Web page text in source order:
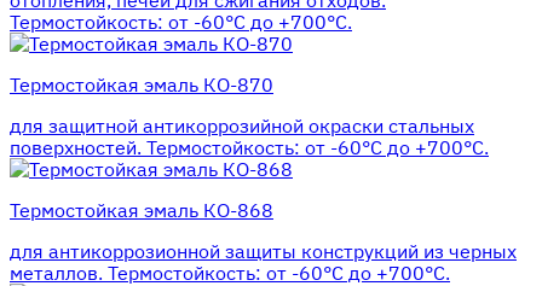
Термостойкость: от -60°С до +700°С.
Термостойкая эмаль КО-870
для защитной антикоррозийной окраски стальных
поверхностей. Термостойкость: от -60°С до +700°С.
Термостойкая эмаль КО-868
для антикоррозионной защиты конструкций из черных
металлов. Термостойкость: от -60°С до +700°С.